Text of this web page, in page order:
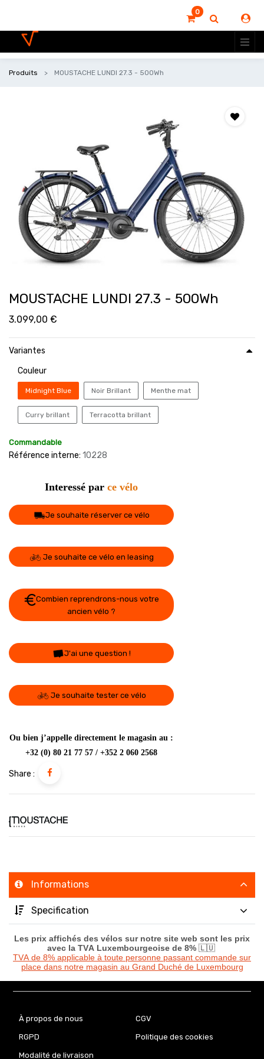
0
Produits MOUSTACHE LUNDI 27.3 - 500Wh
MOUSTACHE LUNDI 27.3 - 500Wh
3.099,00 €
Variantes
Couleur
Midnight Blue Noir Brillant Menthe mat
Curry brillant Terracotta brillant
Commandable
Référence interne: 10228
Interessé par ce vélo
Je souhaite réserver ce vélo
Je souhaite ce vélo en leasing
Combien reprendrons-nous votre
ancien vélo ?
J'ai une question !
Je souhaite tester ce vélo
Ou bien j’appelle directement le magasin au :
+32 (0) 80 21 77 57 / +352 2 060 2568
Share :
Informations
Specification
Les prix affichés des vélos sur notre site web sont les prix
avec la TVA Luxembourgeoise de 8% 🇱🇺
TVA de 8% applicable à toute personne passant commande sur
place dans notre magasin au Grand Duché de Luxembourg
À propos de nous CGV
RGPD Politique des cookies
Modalité de livraison